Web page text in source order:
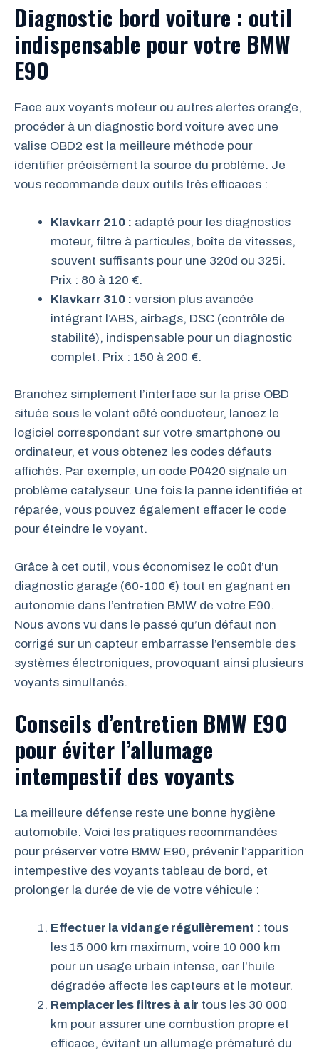
Diagnostic bord voiture : outil
indispensable pour votre BMW
E90
Face aux voyants moteur ou autres alertes orange,
procéder à un diagnostic bord voiture avec une
valise OBD2 est la meilleure méthode pour
identifier précisément la source du problème. Je
vous recommande deux outils très efficaces :
Klavkarr 210 : adapté pour les diagnostics
moteur, filtre à particules, boîte de vitesses,
souvent suffisants pour une 320d ou 325i.
Prix : 80 à 120 €.
Klavkarr 310 : version plus avancée
intégrant l’ABS, airbags, DSC (contrôle de
stabilité), indispensable pour un diagnostic
complet. Prix : 150 à 200 €.
Branchez simplement l’interface sur la prise OBD
située sous le volant côté conducteur, lancez le
logiciel correspondant sur votre smartphone ou
ordinateur, et vous obtenez les codes défauts
affichés. Par exemple, un code P0420 signale un
problème catalyseur. Une fois la panne identifiée et
réparée, vous pouvez également effacer le code
pour éteindre le voyant.
Grâce à cet outil, vous économisez le coût d’un
diagnostic garage (60-100 €) tout en gagnant en
autonomie dans l’entretien BMW de votre E90.
Nous avons vu dans le passé qu’un défaut non
corrigé sur un capteur embarrasse l’ensemble des
systèmes électroniques, provoquant ainsi plusieurs
voyants simultanés.
Conseils d’entretien BMW E90
pour éviter l’allumage
intempestif des voyants
La meilleure défense reste une bonne hygiène
automobile. Voici les pratiques recommandées
pour préserver votre BMW E90, prévenir l’apparition
intempestive des voyants tableau de bord, et
prolonger la durée de vie de votre véhicule :
Effectuer la vidange régulièrement : tous
les 15 000 km maximum, voire 10 000 km
pour un usage urbain intense, car l’huile
dégradée affecte les capteurs et le moteur.
Remplacer les filtres à air tous les 30 000
km pour assurer une combustion propre et
efficace, évitant un allumage prématuré du